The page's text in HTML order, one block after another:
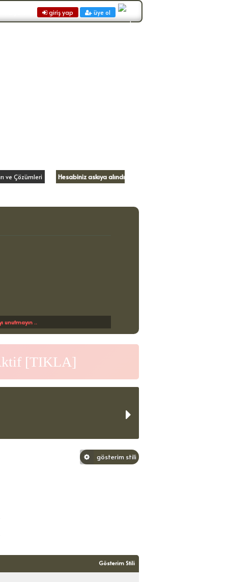
giriş yap üye ol
ve Çözümleri
Hesabiniz askıya alındı
unutmayın ..
[TIKLA]
gösterim stili
Gösterim Stili